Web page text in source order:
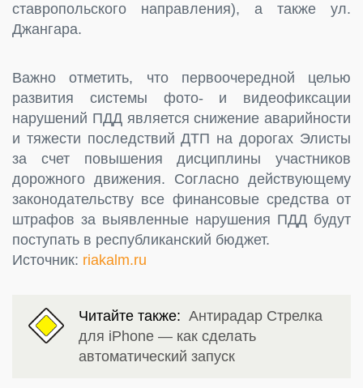
ставропольского направления), а также ул.
Джангара.
Важно отметить, что первоочередной целью
развития системы фото- и видеофиксации
нарушений ПДД является снижение аварийности
и тяжести последствий ДТП на дорогах Элисты
за счет повышения дисциплины участников
дорожного движения. Согласно действующему
законодательству все финансовые средства от
штрафов за выявленные нарушения ПДД будут
поступать в республиканский бюджет.
Источник: riakalm.ru
Читайте также: Антирадар Стрелка
для iPhone — как сделать
автоматический запуск